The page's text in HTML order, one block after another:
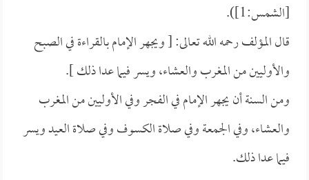
[الشمس:1]).
قال المؤلف رحمه الله تعالى: [ ويجهر الإمام بالقراءة في الصبح
والأوليين من المغرب والعشاء، ويسر فيما عدا ذلك ].
ومن السنة أن يجهر الإمام في الفجر وفي الأوليين من المغرب
والعشاء، وفي الجمعة وفي صلاة الكسوف وفي صلاة العيد ويسر
فيما عدا ذلك.